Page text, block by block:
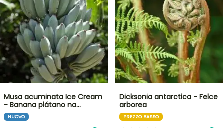
Musa acuminata Ice Cream
- Banana plátano na…
NUOVO
Dicksonia antarctica - Felce
arborea
PREZZO BASSO